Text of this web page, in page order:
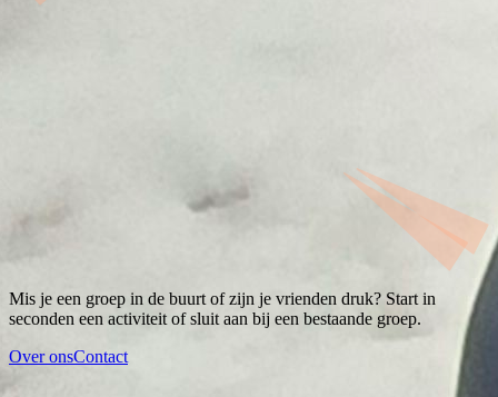
Mis je een groep in de buurt of zijn je vrienden druk? Start in
seconden een activiteit of sluit aan bij een bestaande groep.
Over onsContact